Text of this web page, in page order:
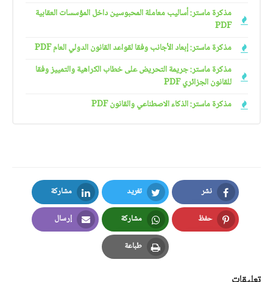
مذكرة ماستر: أساليب معاملة المحبوسين داخل المؤسسات العقابية
PDF
مذكرة ماستر: إبعاد الأجانب وفقا لقواعد القانون الدولي العام PDF
مذكرة ماستر: جريمة التحريض على خطاب الكراهية والتمييز وفقا
للقانون الجزائري PDF
مذكرة ماستر: الذكاء الاصطناعي والقانون PDF
نشر
Facebook
تغريد
Twitter
مشاركة
LinkedIn
حفظ
Pinterest
مشاركة
Whatsapp
إرسال
Email
طباعة
Print